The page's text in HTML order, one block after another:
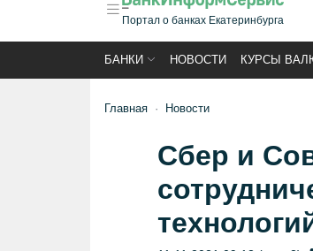
Портал о банках Екатеринбурга
БАНКИ НОВОСТИ КУРСЫ
Главная Новости
Сбер и